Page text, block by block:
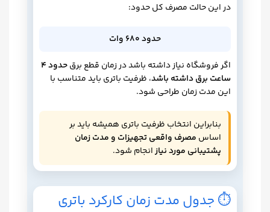
در این حالت مصرف کل حدود:
حدود 680 وات
اگر فروشگاه نیاز داشته باشد در زمان قطع برق
حدود 4
ساعت برق داشته باشد، ظرفیت باتری باید متناسب با
این مدت زمان طراحی شود.
بنابراین انتخاب ظرفیت باتری همیشه باید بر
اساس مصرف واقعی تجهیزات و مدت زمان
پشتیبانی مورد نیازانجام شود.
⏱ جدول مدت زمان کارکرد باتری